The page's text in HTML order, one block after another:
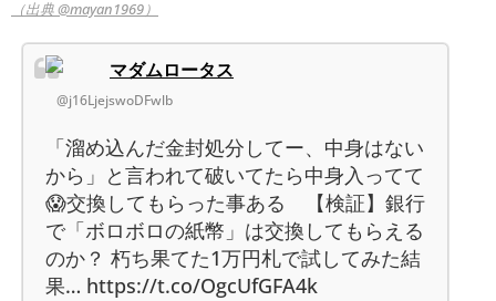
（出典 @mayan1969）
マダムロータス
@j16LjejswoDFwlb
「溜め込んだ金封処分してー、中身はない
から」と言われて破いてたら中身入ってて
😱交換してもらった事ある 【検証】銀行
で「ボロボロの紙幣」は交換してもらえる
のか？ 朽ち果てた1万円札で試してみた結
果… https://t.co/OgcUfGFA4k